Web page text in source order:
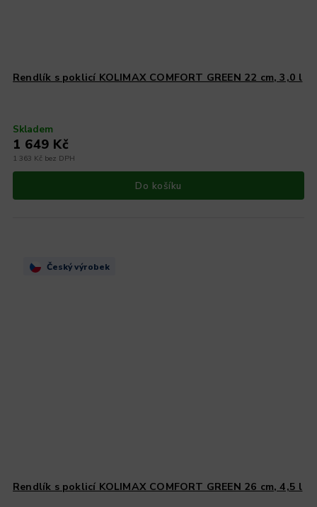
Rendlík s poklicí KOLIMAX COMFORT GREEN 22 cm, 3,0 l
Skladem
1 363 Kč bez DPH
1 649 Kč
Do košíku
Český výrobek
Rendlík s poklicí KOLIMAX COMFORT GREEN 26 cm, 4,5 l